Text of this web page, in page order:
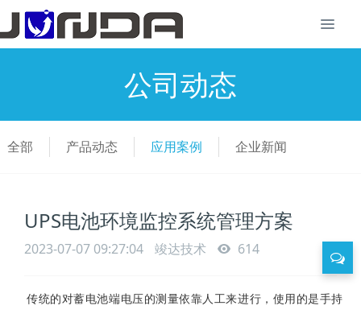
公司动态
全部 产品动态 应用案例 企业新闻
UPS电池环境监控系统管理方案
2023-07-07 09:27:04 竣达技术 614
传统的对蓄电池端电压的测量依靠人工来进行，使用的是手持